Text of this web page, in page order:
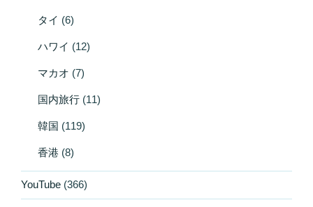
タイ (6)
ハワイ (12)
マカオ (7)
国内旅行 (11)
韓国 (119)
香港 (8)
YouTube (366)